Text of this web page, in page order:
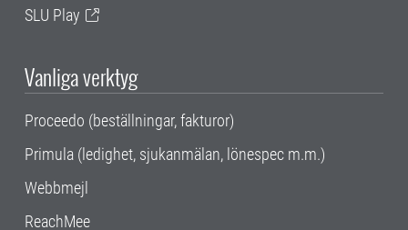
SLU Play
Vanliga verktyg
Proceedo (beställningar, fakturor)
Primula (ledighet, sjukanmälan, lönespec m.m.)
Webbmejl
ReachMee